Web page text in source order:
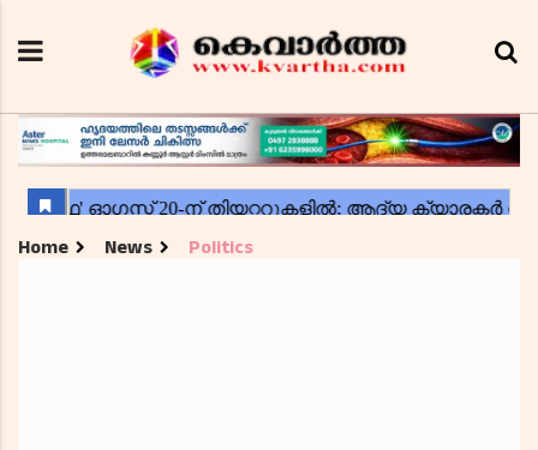
Home News Politics